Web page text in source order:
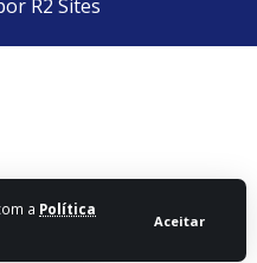
a Política
Aceitar
R2 Sites